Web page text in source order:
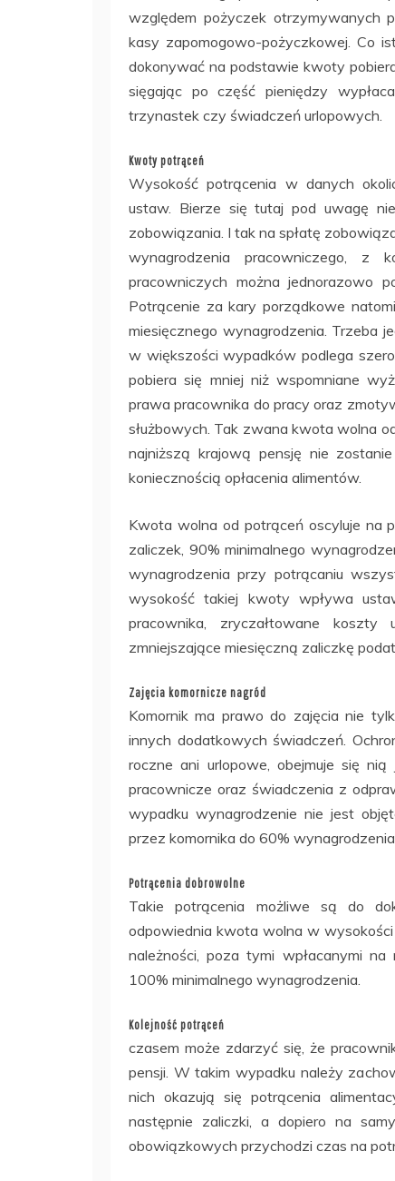
względem pożyczek otrzymywanych
kasy zapomogowo-pożyczkowej. Co
dokonywać na podstawie kwoty
sięgając po część pieniędzy
trzynastek czy świadczeń urlopowych.
Kwoty potrąceń
Wysokość potrącenia w danych
ustaw. Bierze się tutaj pod uwagę
zobowiązania. I tak na spłatę
wynagrodzenia pracowniczego, z
pracowniczych można jednorazowo
Potrącenie za kary porządkowe
miesięcznego wynagrodzenia. Trzeba
w większości wypadków podlega
pobiera się mniej niż wspomniane
prawa pracownika do pracy oraz
służbowych. Tak zwana kwota wolna
najniższą krajową pensję nie
koniecznością opłacenia alimentów.
Kwota wolna od potrąceń oscyluje na
zaliczek, 90% minimalnego
wynagrodzenia przy potrącaniu
wysokość takiej kwoty wpływa
pracownika, zryczałtowane
zmniejszające miesięczną zaliczkę
Zajęcia komornicze nagród
Komornik ma prawo do zajęcia nie
innych dodatkowych świadczeń.
roczne ani urlopowe, obejmuje się
pracownicze oraz świadczenia z
wypadku wynagrodzenie nie jest
przez komornika do 60%
Potrącenia dobrowolne
Takie potrącenia możliwe są do
odpowiednia kwota wolna w
należności, poza tymi wpłacanymi
100% minimalnego wynagrodzenia.
Kolejność potrąceń
czasem może zdarzyć się, że
pensji. W takim wypadku należy
nich okazują się potrącenia
następnie zaliczki, a dopiero na
obowiązkowych przychodzi czas na